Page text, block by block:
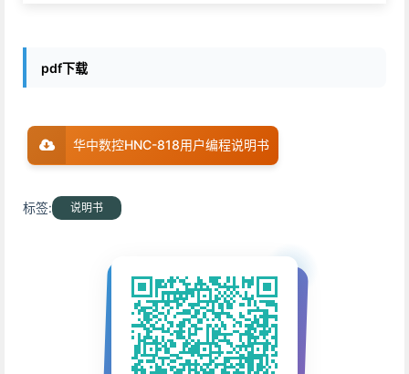
pdf下载
华中数控HNC-818用户编程说明书
标签: 说明书